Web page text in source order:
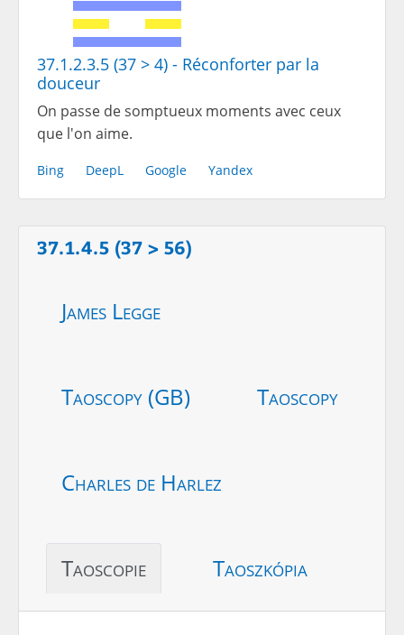
37.1.2.3.5 (37 > 4) - Réconforter par la
douceur
On passe de somptueux moments avec ceux
que l'on aime.
Bing DeepL Google Yandex
37.1.4.5 (37 > 56)
James Legge
Taoscopy (GB) Taoscopy
Charles de Harlez
Taoscopie Taoszkópia